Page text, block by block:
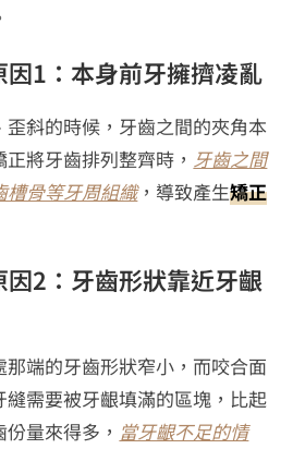
1：本身前牙擁擠凌亂
斜的時候，牙齒之間的夾角本
將牙齒排列整齊時， 牙齒之間
槽骨等牙周組織，導致產生矯正
2：牙齒形狀靠近牙齦
端的牙齒形狀窄小，而咬合面
需要被牙齦填滿的區塊，比起
量來得多， 當牙齦不足的情